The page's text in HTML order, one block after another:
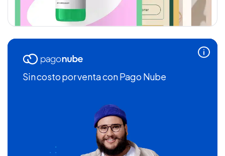
Sin costo por ventacon Pago Nube